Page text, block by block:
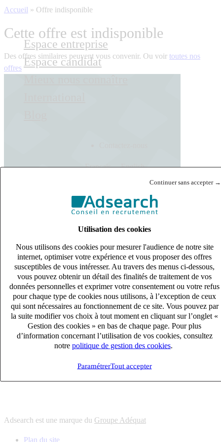
Continuer sans accepter →
Utilisation des cookies
Nous utilisons des cookies pour mesurer l'audience de notre site
internet, optimiser votre expérience et vous proposer des offres
susceptibles de vous intéresser. Au travers des menus ci-dessous,
vous pouvez obtenir un détail des finalités de traitement de vos
données personnelles et exprimer votre consentement ou votre refus
pour chaque type de cookies nous utilisons, à l’exception de ceux
qui sont nécessaires au fonctionnement de ce site. Vous pouvez par
la suite modifier vos choix à tout moment en cliquant sur l’onglet «
Gestion des cookies » en bas de chaque page. Pour plus
d’information concernant l’utilisation de vos cookies, consultez
notre politique de gestion des cookies
ParamétrerTout accepter
Espace entreprise
Espace candidat
Français English
Accueil » Offre indisponible
Cette offre est indisponible
Des offres similaires peuvent vous convenir. Ou voir toutes nos
offres
s'adapter à vos besoin en recrutement
10 univers
connaître votre secteur et ses enjeux
12 bureaux en France
proximité avec nos clients et nos talents
6 solutions
s'adapter à vos besoin en recrutement
10 univers
connaître votre secteur et ses enjeux
proximité avec nos clients et nos talents
Adsearch est une marque du Groupe Adéquat
Plan du site